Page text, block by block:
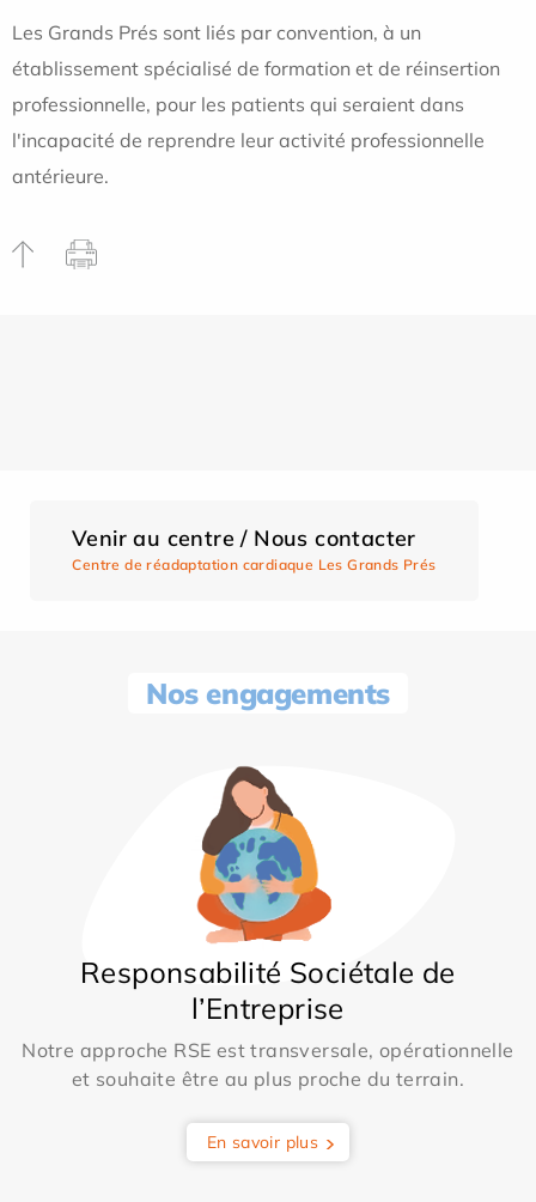
Les Grands Prés sont liés par convention, à un
établissement spécialisé de formation et de réinsertion
professionnelle, pour les patients qui seraient dans
l'incapacité de reprendre leur activité professionnelle
antérieure.
Venir au centre / Nous contacter
Centre de réadaptation cardiaque Les Grands Prés
Nos engagements
Responsabilité Sociétale de
l’Entreprise
Notre approche RSE est transversale, opérationnelle
et souhaite être au plus proche du terrain.
En savoir plus